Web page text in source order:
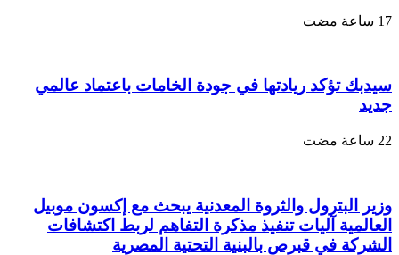
سيدبك تؤكد ريادتها في جودة الخامات باعتماد عالمي
جديد
وزير البترول والثروة المعدنية يبحث مع إكسون موبيل
العالمية آليات تنفيذ مذكرة التفاهم لربط اكتشافات
الشركة في قبرص بالبنية التحتية المصرية